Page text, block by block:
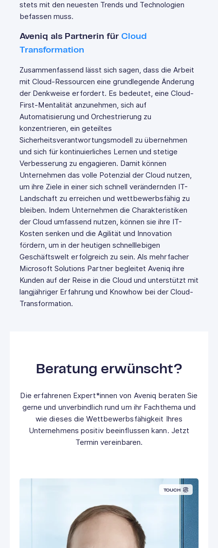
stets mit den neuesten Trends und Technologien
befassen muss.
Aveniq als Partnerin für Cloud
Transformation
Zusammenfassend lässt sich sagen, dass die Arbeit
mit Cloud-Ressourcen eine grundlegende Änderung
der Denkweise erfordert. Es bedeutet, eine Cloud-
First-Mentalität anzunehmen, sich auf
Automatisierung und Orchestrierung zu
konzentrieren, ein geteiltes
Sicherheitsverantwortungsmodell zu übernehmen
und sich für kontinuierliches Lernen und stetige
Verbesserung zu engagieren. Damit können
Unternehmen das volle Potenzial der Cloud nutzen,
um ihre Ziele in einer sich schnell verändernden IT-
Landschaft zu erreichen und wettbewerbsfähig zu
bleiben. Indem Unternehmen die Charakteristiken
der Cloud umfassend nutzen, können sie ihre IT-
Kosten senken und die Agilität und Innovation
fördern, um in der heutigen schnelllebigen
Geschäftswelt erfolgreich zu sein. Als mehrfacher
Microsoft Solutions Partner begleitet Aveniq ihre
Kunden auf der Reise in die Cloud und unterstützt mit
langjähriger Erfahrung und Knowhow bei der Cloud-
Transformation.
Beratung erwünscht?
Die erfahrenen Expert*innen von Aveniq beraten Sie
gerne und unverbindlich rund um ihr Fachthema und
wie dieses die Wettbewerbsfähigkeit Ihres
Unternehmens positiv beeinflussen kann. Jetzt
Termin vereinbaren.
TOUCH